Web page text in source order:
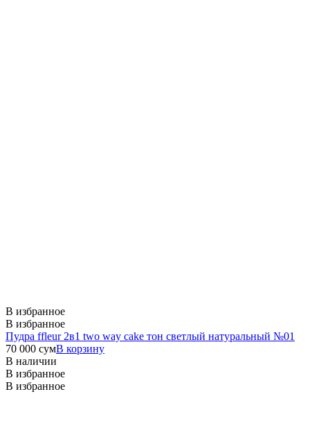
В избранное
В избранное
Пудра ffleur 2в1 two way cake тон светлый натуральный №01
70 000 сумВ корзину
В наличии
В избранное
В избранное